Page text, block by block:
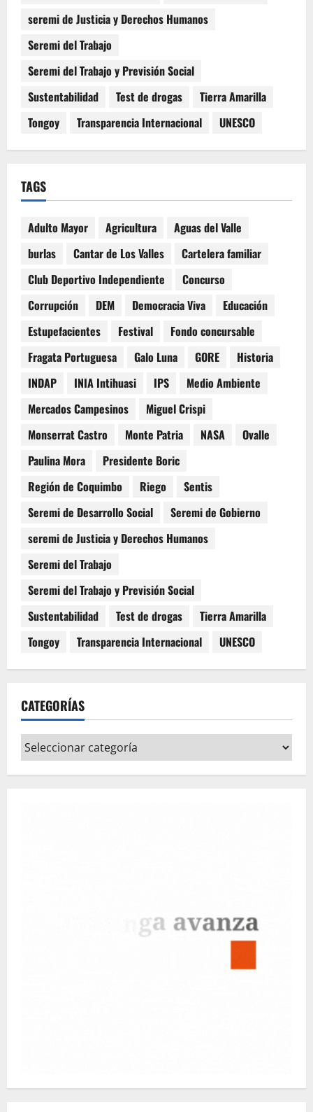
seremi de Justicia y Derechos Humanos
Seremi del Trabajo
Seremi del Trabajo y Previsión Social
Sustentabilidad
Test de drogas
Tierra Amarilla
Tongoy
Transparencia Internacional UNESCO
TAGS
Adulto Mayor Agricultura
Aguas del Valle
burlas
Cantar de Los Valles
Cartelera familiar
Club Deportivo Independiente
Concurso
Corrupción
DEM Democracia Viva
Educación
Estupefacientes
Festival
Fondo concursable
Fragata Portuguesa
Galo Luna GORE
Historia
INDAP
INIA Intihuasi IPS
Medio Ambiente
Mercados Campesinos
Miguel Crispi
Monserrat Castro
Monte Patria NASA
Ovalle
Paulina Mora
Presidente Boric
Región de Coquimbo
Riego
Sentis
Seremi de Desarrollo Social
Seremi de Gobierno
seremi de Justicia y Derechos Humanos
Seremi del Trabajo
Seremi del Trabajo y Previsión Social
Sustentabilidad
Test de drogas
Tierra Amarilla
Tongoy
Transparencia Internacional UNESCO
CATEGORÍAS
Categorías